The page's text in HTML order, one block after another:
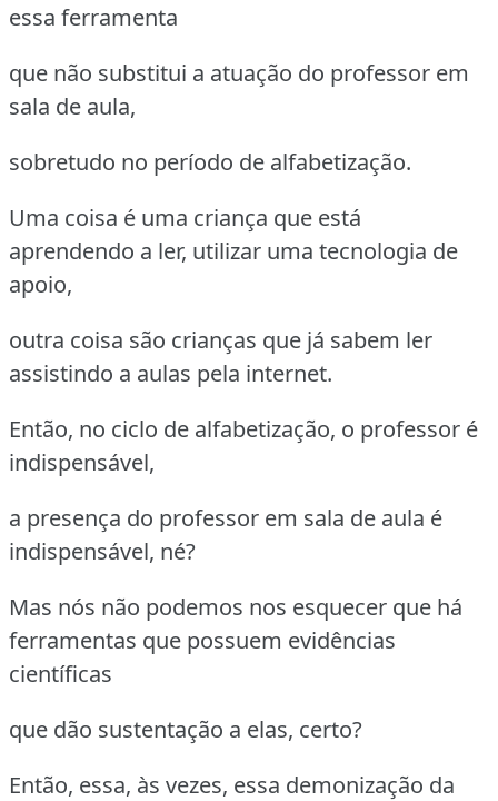
essa ferramenta
que não substitui a atuação do professor em
sala de aula,
sobretudo no período de alfabetização.
Uma coisa é uma criança que está
aprendendo a ler, utilizar uma tecnologia de
apoio,
outra coisa são crianças que já sabem ler
assistindo a aulas pela internet.
Então, no ciclo de alfabetização, o professor é
indispensável,
a presença do professor em sala de aula é
indispensável, né?
Mas nós não podemos nos esquecer que há
ferramentas que possuem evidências
científicas
que dão sustentação a elas, certo?
Então, essa, às vezes, essa demonização da